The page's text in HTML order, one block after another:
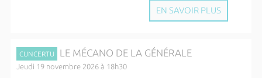
EN SAVOIR PLUS
CUNCERTU LE MÉCANO DE LA GÉNÉRALE
Jeudi 19 novembre 2026 à 18h30